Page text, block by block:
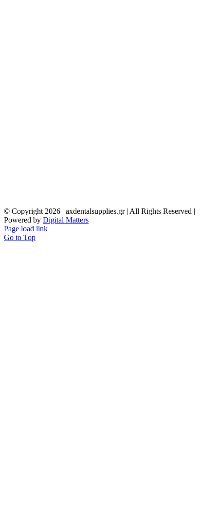
© Copyright 2026 | axdentalsupplies.gr | All Rights Reserved |
Powered by Digital Matters
Page load link
Go to Top